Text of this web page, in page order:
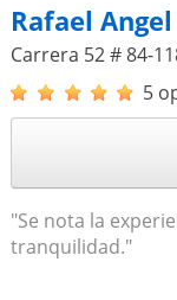
Rafael
Carrera 52 # 84-
5
"Se nota la
tranquilidad."